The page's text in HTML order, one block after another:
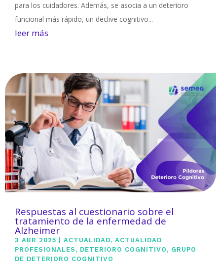
para los cuidadores. Además, se asocia a un deterioro
funcional más rápido, un declive cognitivo...
leer más
Respuestas al cuestionario sobre el
tratamiento de la enfermedad de
Alzheimer
3 ABR 2025 |ACTUALIDAD,ACTUALIDAD
PROFESIONALES , DETERIORO COGNITIVO , GRUPO
DE DETERIORO COGNITIVO